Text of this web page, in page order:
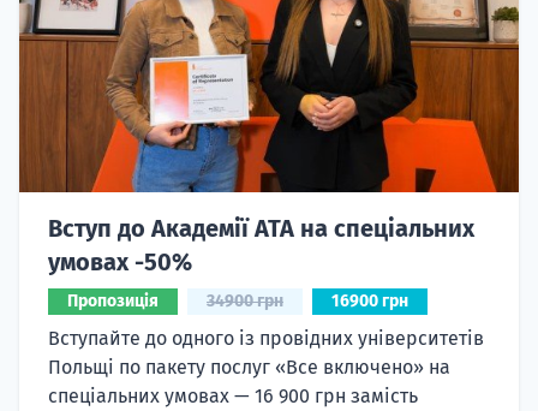
Вступ до Академії ATA на спеціальних
умовах -50%
Пропозиція 34900 грн 16900 грн
Вступайте до одного із провідних університетів
Польщі по пакету послуг «Все включено» на
спеціальних умовах — 16 900 грн замість